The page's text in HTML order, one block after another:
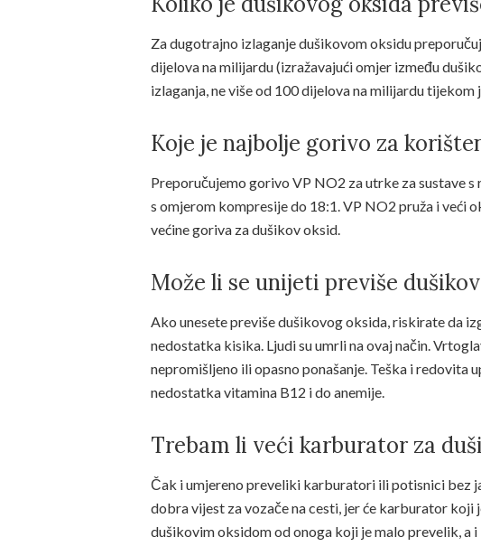
Za dugotrajno izlaganje dušikovom oksidu
dijelova na milijardu (izražavajući omjer između
izlaganja, ne više od 100 dijelova na milijardu tijekom
Koje je najbolje gorivo za
Preporučujemo gorivo VP NO2 za utrke za sustave
s omjerom kompresije do 18:1. VP NO2 pruža i veći
većine goriva za dušikov oksid.
Može li se unijeti previše
Ako unesete previše dušikovog oksida, riskirate da
nedostatka kisika. Ljudi su umrli na ovaj način.
nepromišljeno ili opasno ponašanje. Teška i redovita
nedostatka vitamina B12 i do anemije.
Trebam li veći karburator za
Čak i umjereno preveliki karburatori ili potisnici bez
dobra vijest za vozače na cesti, jer će karburator koji
dušikovim oksidom od onoga koji je malo prevelik, a i